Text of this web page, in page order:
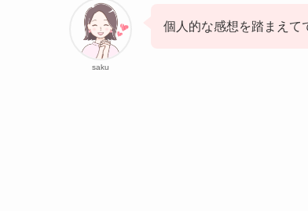
saku
個人的な感想を踏まえて